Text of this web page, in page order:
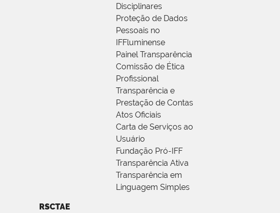
Disciplinares
Proteção de Dados
Pessoais no
IFFluminense
Painel Transparência
Comissão de Ética
Profissional
Transparência e
Prestação de Contas
Atos Oficiais
Carta de Serviços ao
Usuário
Fundação Pró-IFF
Transparência Ativa
Transparência em
Linguagem Simples
RSCTAE